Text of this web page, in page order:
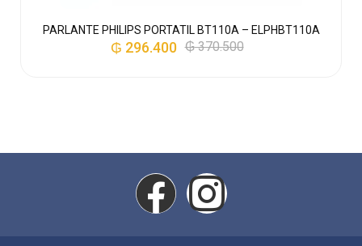
PARLANTE PHILIPS PORTATIL BT110A – ELPHBT110A
₲370.500
₲ 296.400